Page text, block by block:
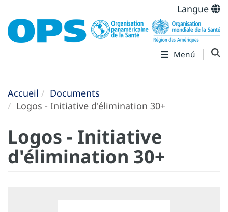
Langue
Menú
Accueil
Documents
Logos - Initiative d'élimination 30+
Logos - Initiative
d'élimination 30+